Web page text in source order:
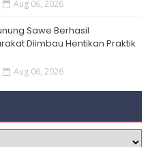
Aug 06, 2026
Sawe Berhasil
Diimbau Hentikan Praktik
Aug 06, 2026